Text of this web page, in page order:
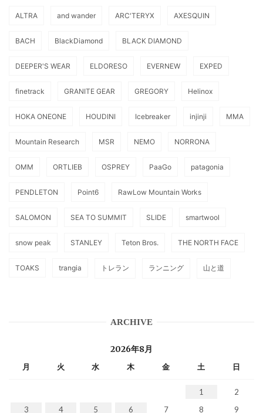
ALTRA and wander ARC'TERYX AXESQUIN
BACH BlackDiamond BLACK DIAMOND
DEEPER'S WEAR ELDORESO EVERNEW EXPED
finetrack GRANITE GEAR GREGORY Helinox
HOKA ONEONE HOUDINI Icebreaker injinji MMA
Mountain Research MSR NEMO NORRONA
OMM ORTLIEB OSPREY PaaGo patagonia
PENDLETON Point6 RawLow Mountain Works
SALOMON SEA TO SUMMIT SLIDE smartwool
snow peak STANLEY Teton Bros. THE NORTH FACE
TOAKS trangia トレラン ランニング 山と道
ARCHIVE
2026年8月
月 火 水 木 金 土 日
1
2
3
4 5 6 7 8 9